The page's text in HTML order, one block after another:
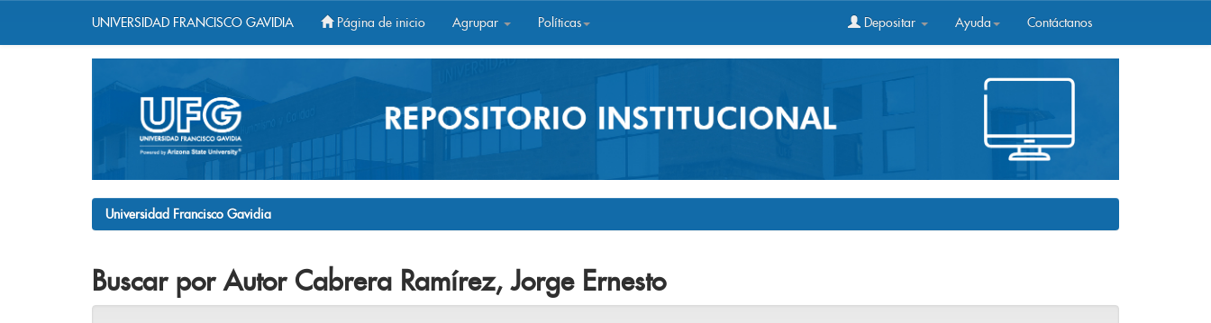
UNIVERSIDAD FRANCISCO GAVIDIA Página de inicio Agrupar Políticas Depositar Ayuda Contáctanos
Universidad Francisco Gavidia
Buscar por Autor Cabrera Ramírez, Jorge Ernesto